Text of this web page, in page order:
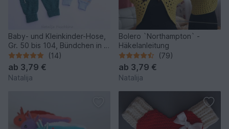
Baby- und Kleinkinder-Hose,
Gr. 50 bis 104, Bündchen in 2
Varianten
(14)
ab 3,79 €
Natalija
Bolero `Northampton` -
Häkelanleitung
(79)
ab 3,79 €
Natalija